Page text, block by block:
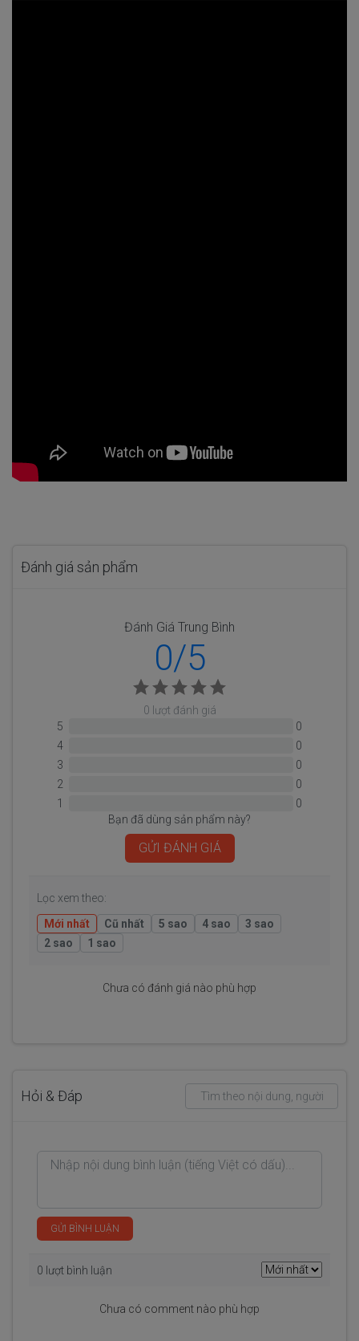
Đánh giá sản phẩm
Đánh Giá Trung Bình
0/5
0 lượt đánh giá
5
0
4
0
3
0
2
0
1
0
Bạn đã dùng sản phẩm này?
GỬI ĐÁNH GIÁ
Lọc xem theo:
Mới nhất
Cũ nhất 5 sao 4 sao
3 sao
2 sao
1 sao
Chưa có đánh giá nào phù hợp
Hỏi & Đáp
GỬI BÌNH LUẬN
0 lượt bình luận
Chưa có comment nào phù hợp